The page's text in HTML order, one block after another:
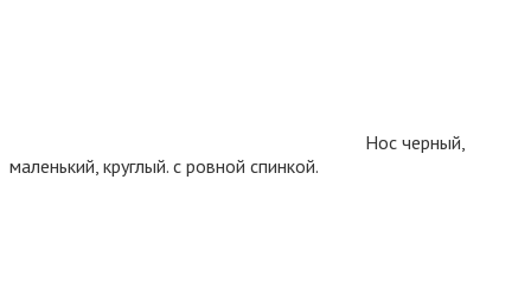
Нос черный,
маленький, круглый. с ровной спинкой.